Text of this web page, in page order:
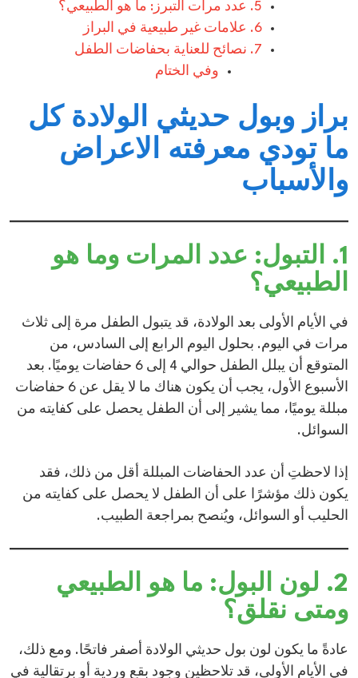
5. عدد مرات التبرز: ما هو الطبيعي؟
6. علامات غير طبيعية في البراز
7. نصائح للعناية بحفاضات الطفل
وفي الختام
براز وبول حديثي الولادة كل
ما تودي معرفته الاعراض
والأسباب
1. التبول: عدد المرات وما هو
الطبيعي؟
في الأيام الأولى بعد الولادة، قد يتبول الطفل مرة إلى ثلاث
مرات في اليوم. بحلول اليوم الرابع إلى السادس، من
المتوقع أن يبلل الطفل حوالي 4 إلى 6 حفاضات يوميًا. بعد
الأسبوع الأول، يجب أن يكون هناك ما لا يقل عن 6 حفاضات
مبللة يوميًا، مما يشير إلى أن الطفل يحصل على كفايته من
السوائل.​
إذا لاحظتِ أن عدد الحفاضات المبللة أقل من ذلك، فقد
يكون ذلك مؤشرًا على أن الطفل لا يحصل على كفايته من
الحليب أو السوائل، ويُنصح بمراجعة الطبيب.​
2. لون البول: ما هو الطبيعي
ومتى نقلق؟
عادةً ما يكون لون بول حديثي الولادة أصفر فاتحًا. ومع ذلك،
في الأيام الأولى، قد تلاحظين وجود بقع وردية أو برتقالية في